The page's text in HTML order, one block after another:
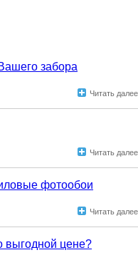
Читать далее
Читать далее
Читать далее